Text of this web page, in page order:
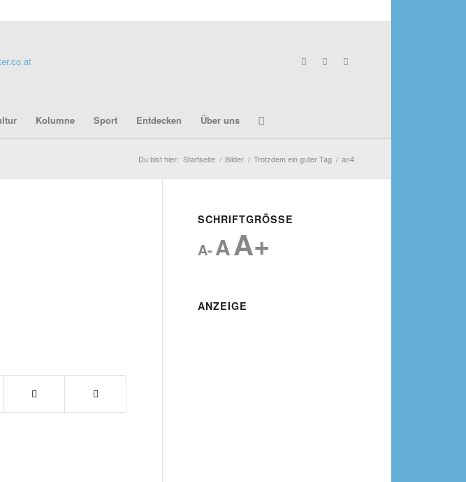
Kolumne Sport Entdecken Über uns
Du bist hier: Startseite / Bilder / Trotzdem ein guter Tag / an4
SCHRIFTGRÖSSE
A- AA+
ANZEIGE